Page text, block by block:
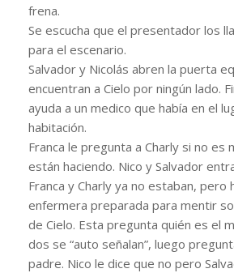
frena.
Se escucha que el presentador los
para el escenario.
Salvador y Nicolás abren la puerta
encuentran a Cielo por ningún lado.
ayuda a un medico que había en el
habitación.
Franca le pregunta a Charly si no es
están haciendo. Nico y Salvador
Franca y Charly ya no estaban, pero
enfermera preparada para mentir
de Cielo. Esta pregunta quién es el
dos se “auto señalan”, luego
padre. Nico le dice que no pero